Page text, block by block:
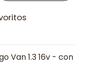
Van 1.3 16v - con